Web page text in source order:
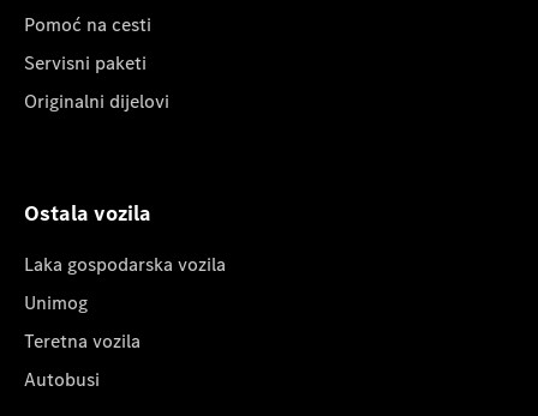
Pomoć na cesti
Servisni paketi
Originalni dijelovi
Ostala vozila
Laka gospodarska vozila
Unimog
Teretna vozila
Autobusi